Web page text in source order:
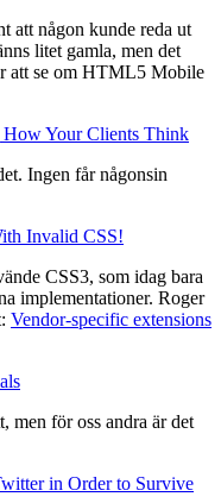
att någon kunde reda ut
litet gamla, men det
att se om HTML5 Mobile
How Your Clients Think
Ingen får någonsin
Invalid CSS!
CSS3, som idag bara
implementationer. Roger
Vendor-specific extensions
men för oss andra är det
in Order to Survive